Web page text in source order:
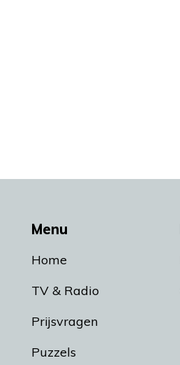
Menu
Home
TV & Radio
Prijsvragen
Puzzels